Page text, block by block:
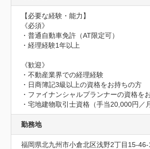
【必要な経験・能力】
《必須》
・普通自動車免許（AT限定可）
・経理経験1年以上
《歓迎》
・不動産業界での経理経験
・日商簿記3級以上の資格をお持ちの方
・ファイナンシャルプランナーの資格を
・宅地建物取引士資格（手当20,000円／
勤務地
福岡県北九州市小倉北区浅野2丁目15-46-